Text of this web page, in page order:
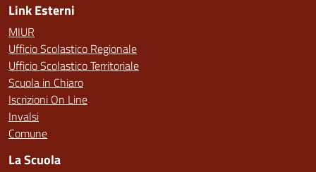
Link Esterni
MIUR
Ufficio Scolastico Regionale
Ufficio Scolastico Territoriale
Scuola in Chiaro
Iscrizioni On Line
Invalsi
Comune
La Scuola